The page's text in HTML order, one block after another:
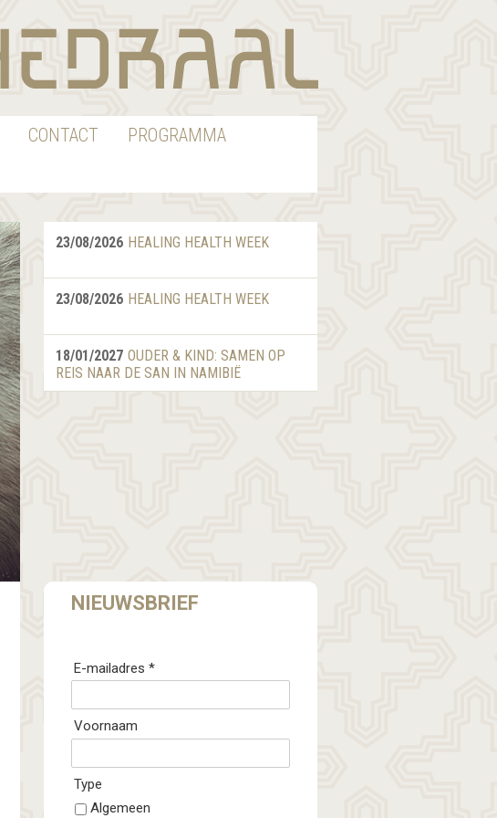
CONTACT
PROGRAMMA
23/08/2026 HEALING HEALTH WEEK
23/08/2026 HEALING HEALTH WEEK
18/01/2027 OUDER & KIND: SAMEN OP
REIS NAAR DE SAN IN NAMIBIË
NIEUWSBRIEF
E-mailadres *
Voornaam
Type
Algemeen